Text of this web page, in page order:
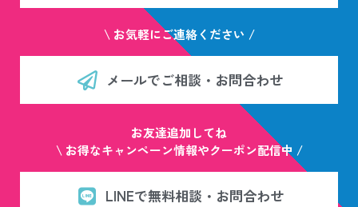
\ お気軽にご連絡ください /
メールでご相談・お問合わせ
お友達追加してね
\ お得なキャンペーン情報やクーポン配信中 /
LINEで無料相談・お問合わせ